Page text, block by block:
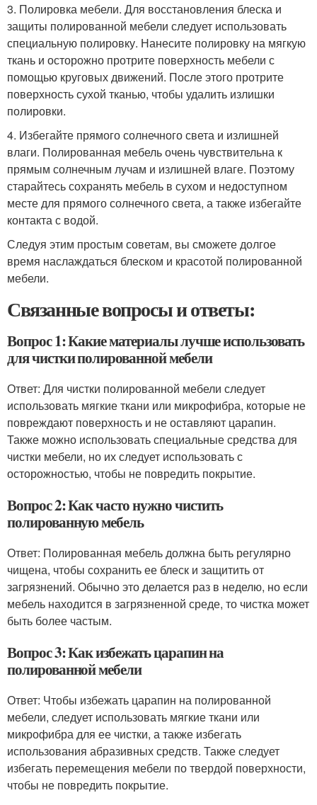
3. Полировка мебели. Для восстановления блеска и
защиты полированной мебели следует использовать
специальную полировку. Нанесите полировку на мягкую
ткань и осторожно протрите поверхность мебели с
помощью круговых движений. После этого протрите
поверхность сухой тканью, чтобы удалить излишки
полировки.
4. Избегайте прямого солнечного света и излишней
влаги. Полированная мебель очень чувствительна к
прямым солнечным лучам и излишней влаге. Поэтому
старайтесь сохранять мебель в сухом и недоступном
месте для прямого солнечного света, а также избегайте
контакта с водой.
Следуя этим простым советам, вы сможете долгое
время наслаждаться блеском и красотой полированной
мебели.
Связанные вопросы и ответы:
Вопрос 1: Какие материалы лучше использовать
для чистки полированной мебели
Ответ: Для чистки полированной мебели следует
использовать мягкие ткани или микрофибра, которые не
повреждают поверхность и не оставляют царапин.
Также можно использовать специальные средства для
чистки мебели, но их следует использовать с
осторожностью, чтобы не повредить покрытие.
Вопрос 2: Как часто нужно чистить
полированную мебель
Ответ: Полированная мебель должна быть регулярно
чищена, чтобы сохранить ее блеск и защитить от
загрязнений. Обычно это делается раз в неделю, но если
мебель находится в загрязненной среде, то чистка может
быть более частым.
Вопрос 3: Как избежать царапин на
полированной мебели
Ответ: Чтобы избежать царапин на полированной
мебели, следует использовать мягкие ткани или
микрофибра для ее чистки, а также избегать
использования абразивных средств. Также следует
избегать перемещения мебели по твердой поверхности,
чтобы не повредить покрытие.